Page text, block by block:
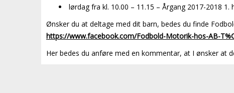
lørdag fra kl. 10.00 – 11.15 – Årgang 2017-2018 1.
Ønsker du at deltage med dit barn, bedes du finde
https://www.facebook.com/Fodbold-Motorik-hos-AB-
Her bedes du anføre med en kommentar, at I ønsker at